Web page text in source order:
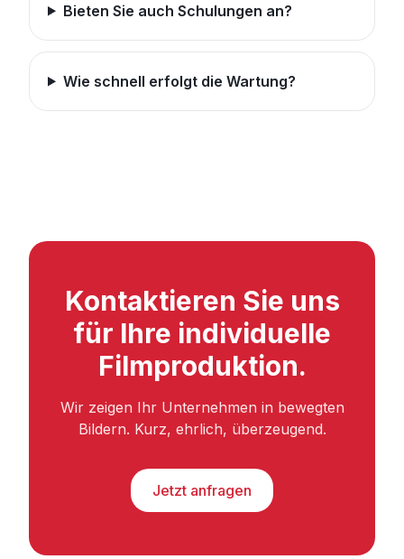
Bieten Sie auch Schulungen an?
Wie schnell erfolgt die Wartung?
Kontaktieren Sie uns
für Ihre individuelle
Filmproduktion.
Wir zeigen Ihr Unternehmen in bewegten
Bildern. Kurz, ehrlich, überzeugend.
Jetzt anfragen